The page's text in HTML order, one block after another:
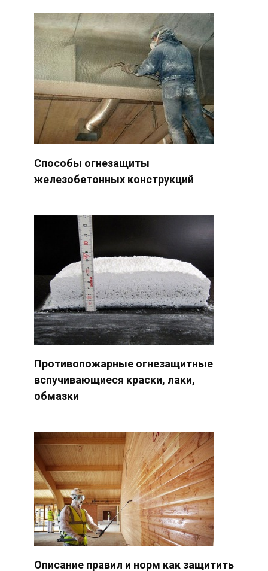
Способы огнезащиты
железобетонных конструкций
Противопожарные огнезащитные
вспучивающиеся краски, лаки,
обмазки
Описание правил и норм как защитить